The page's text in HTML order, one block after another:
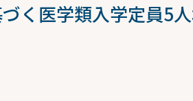
く医学類入学定員5